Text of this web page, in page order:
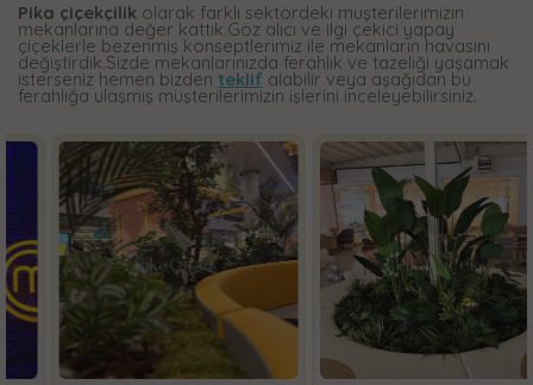
Pika çiçekçilik olarak farklı sektördeki müşterilerimizin
mekanlarına değer kattık.Göz alıcı ve ilgi çekici yapay
çiçeklerle bezenmiş konseptlerimiz ile mekanların havasını
değiştirdik.Sizde mekanlarınızda ferahlık ve tazeliği yaşamak
isterseniz hemen bizden teklif alabilir veya aşağıdan bu
ferahlığa ulaşmış müşterilerimizin işlerini inceleyebilirsiniz.